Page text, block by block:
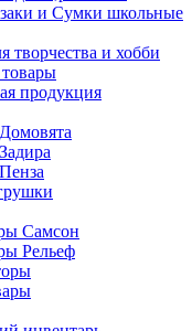
и Сумки школьные
творчества и хобби
продукция
Самсон
Рельеф